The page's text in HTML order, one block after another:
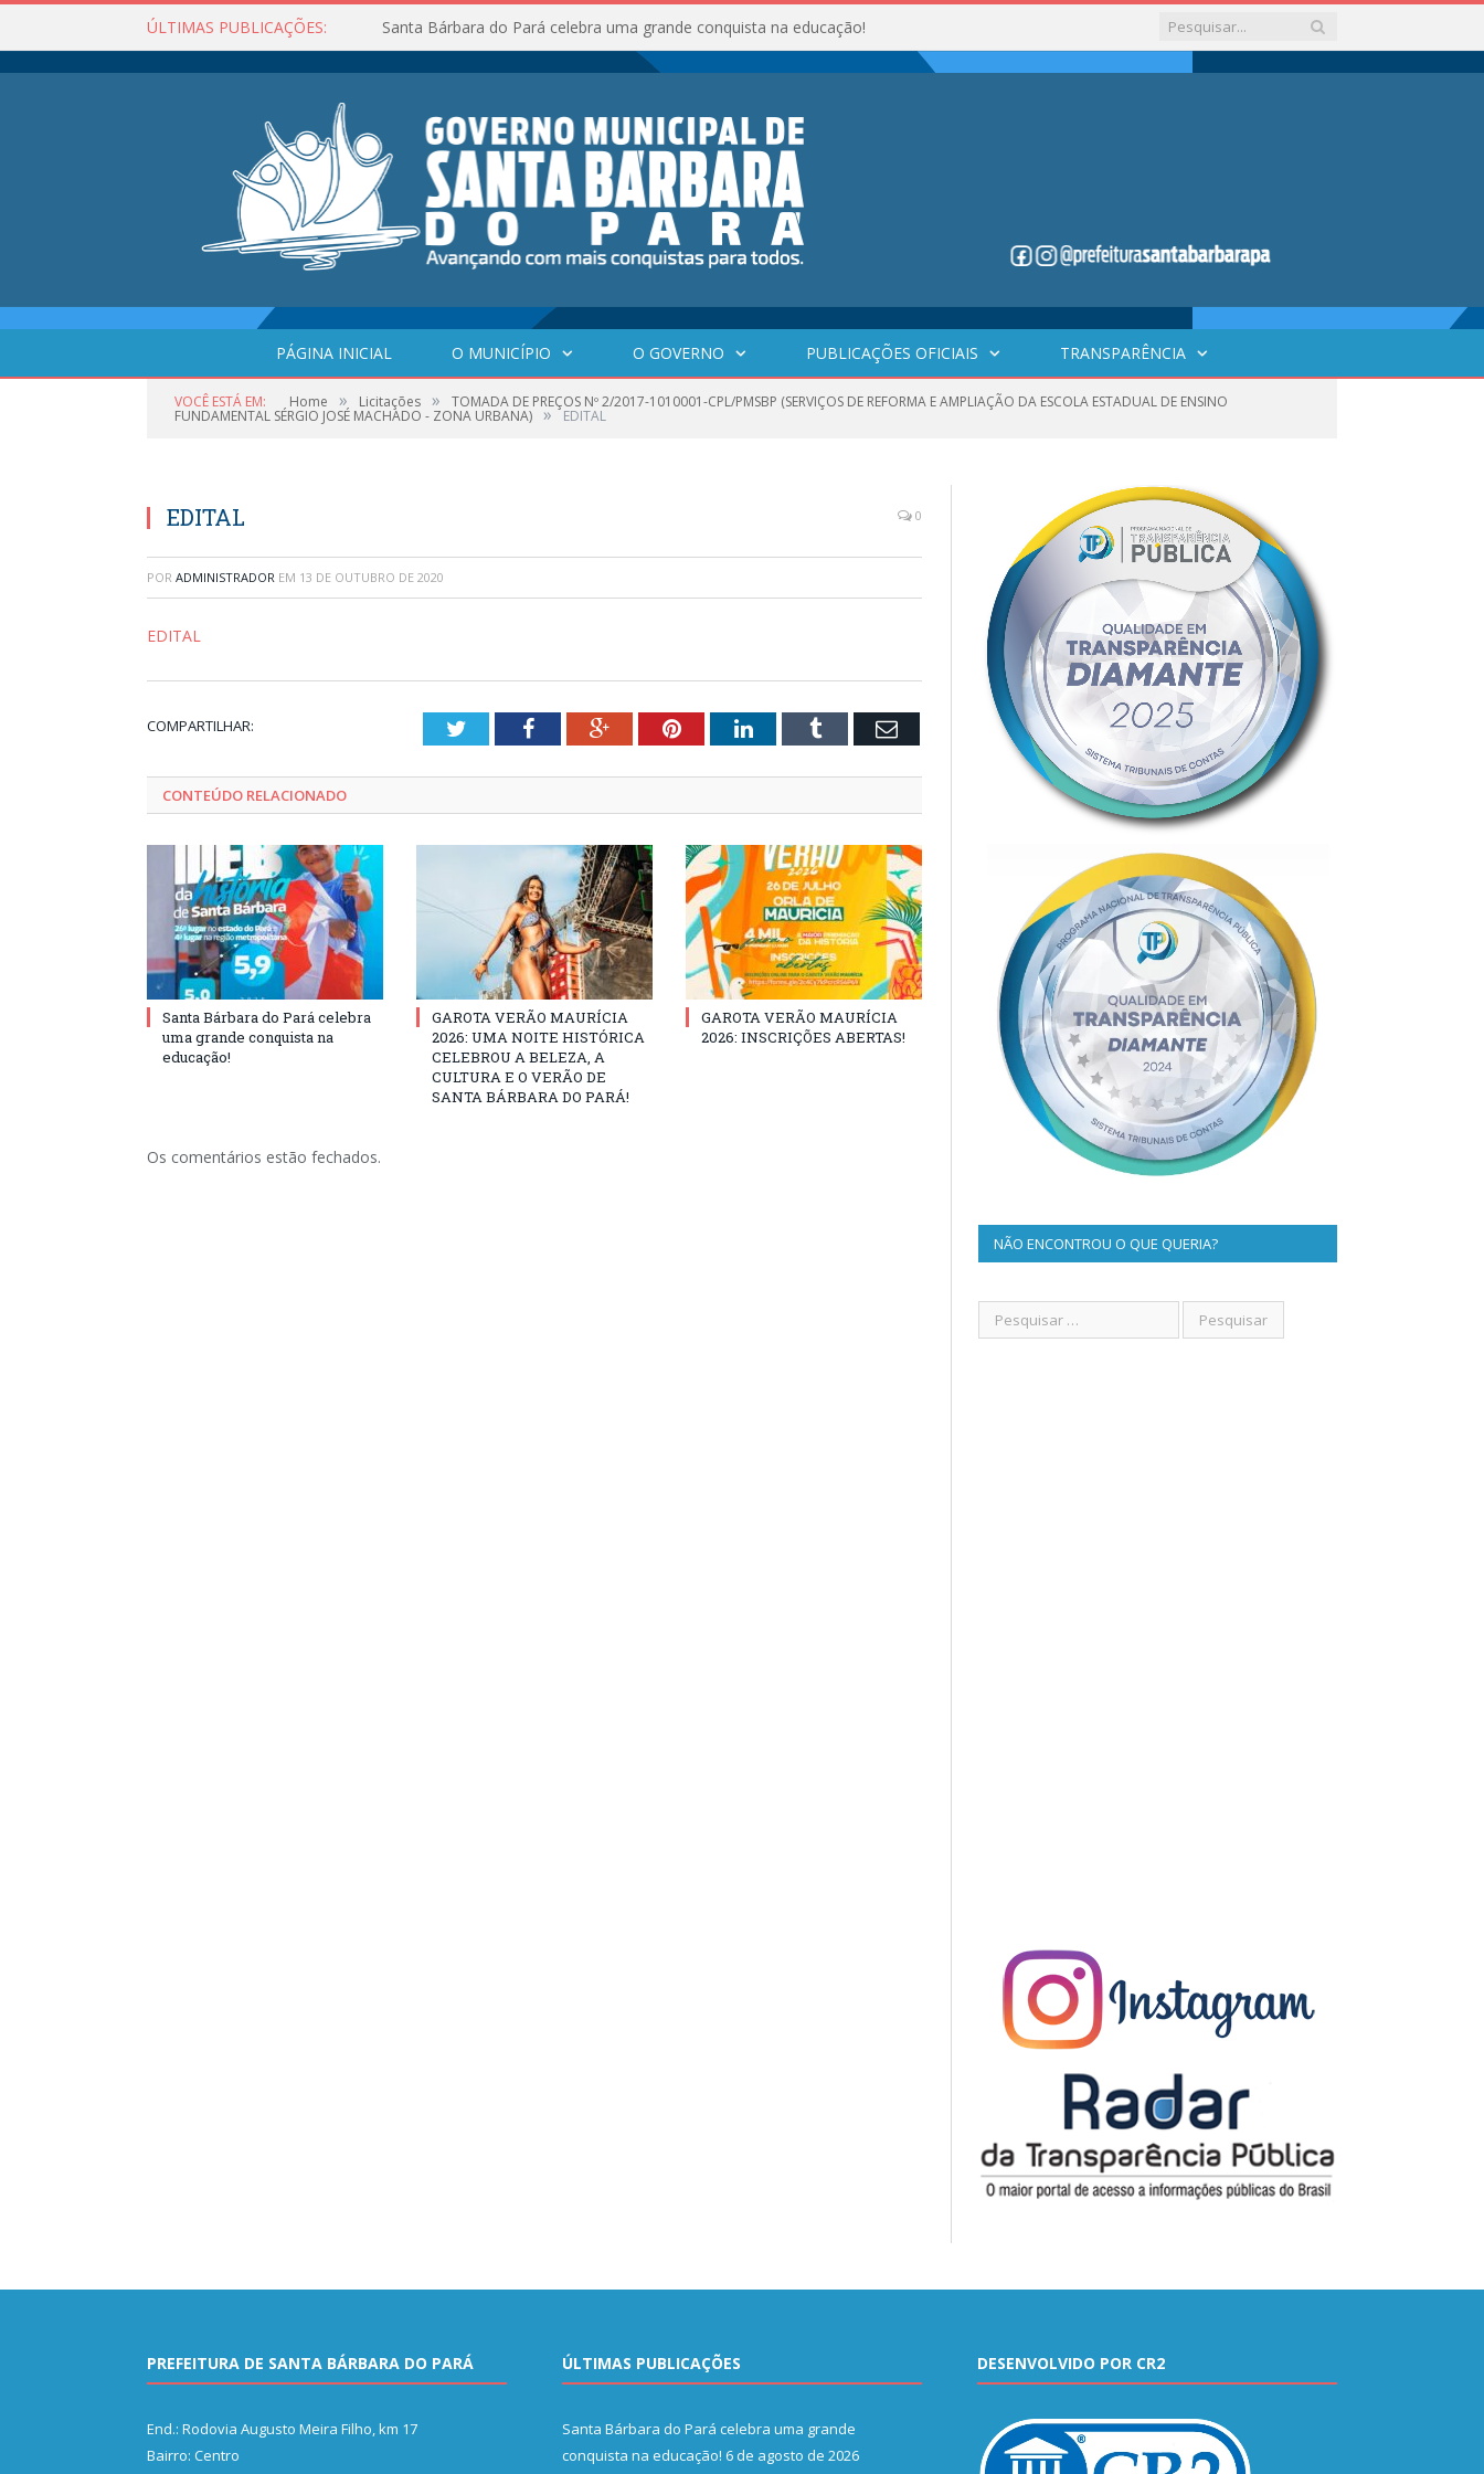
ÚLTIMAS PUBLICAÇÕES: Santa Bárbara do Pará celebra uma grande conquista na educação!
PÁGINA INICIAL O MUNICÍPIO O GOVERNO PUBLICAÇÕES OFICIAIS TRANSPARÊNCIA
VOCÊ ESTÁ EM: Home » Licitações » TOMADA DE PREÇOS Nº 2/2017-1010001-CPL/PMSBP (SERVIÇOS DE REFORMA E AMPLIAÇÃO DA ESCOLA ESTADUAL DE ENSINO
FUNDAMENTAL SÉRGIO JOSÉ MACHADO - ZONA URBANA) » EDITAL
EDITAL 0
POR ADMINISTRADOR EM 13 DE OUTUBRO DE 2020
EDITAL
COMPARTILHAR: TwitterFacebookGoogle+PinterestLinkedInTumblr Email
CONTEÚDO RELACIONADO
Santa Bárbara do Pará celebra
uma grande conquista na
educação!
GAROTA VERÃO MAURÍCIA
2026: UMA NOITE HISTÓRICA
CELEBROU A BELEZA, A
CULTURA E O VERÃO DE
SANTA BÁRBARA DO PARÁ!
GAROTA VERÃO MAURÍCIA
2026: INSCRIÇÕES ABERTAS!
Os comentários estão fechados.
NÃO ENCONTROU O QUE QUERIA?
PREFEITURA DE SANTA BÁRBARA DO PARÁ
End.: Rodovia Augusto Meira Filho, km 17
Bairro: Centro
ÚLTIMAS PUBLICAÇÕES
Santa Bárbara do Pará celebra uma grande
conquista na educação! 6 de agosto de 2026
DESENVOLVIDO POR CR2